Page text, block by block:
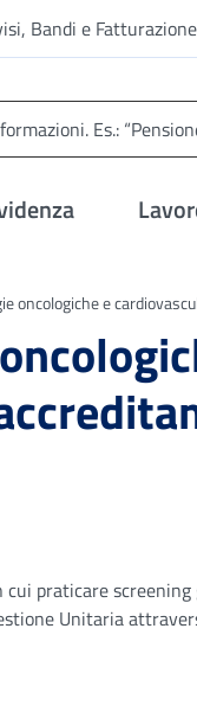
Bandi e Fatturazione
oncologiche e
praticare
Unitaria